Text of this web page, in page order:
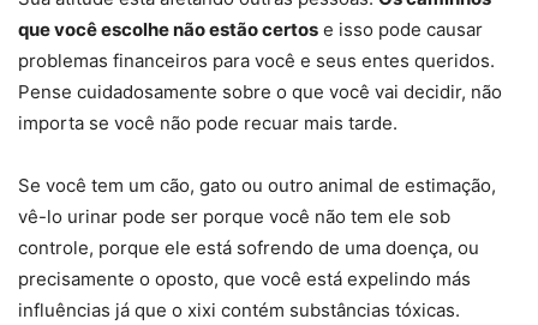
que você escolhe não estão certos e isso pode causar
problemas financeiros para você e seus entes queridos.
Pense cuidadosamente sobre o que você vai decidir, não
importa se você não pode recuar mais tarde.
Se você tem um cão, gato ou outro animal de estimação,
vê-lo urinar pode ser porque você não tem ele sob
controle, porque ele está sofrendo de uma doença, ou
precisamente o oposto, que você está expelindo más
influências já que o xixi contém substâncias tóxicas.